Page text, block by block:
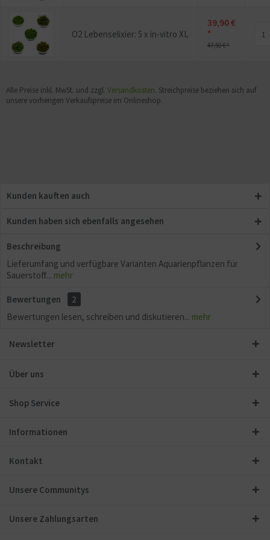
O2 Lebenselixier: 5 x in-vitro XL
39,90 €
*
47,50 € *
Alle Preise inkl. MwSt. und zzgl. Versandkosten. Streichpreise beziehen sich auf
unsere vorherigen Verkaufspreise im Onlineshop.
Kunden kauften auch
Kunden haben sich ebenfalls angesehen
Beschreibung
Lieferumfang und verfügbare Varianten Aquarienpflanzen für
Sauerstoff... mehr
Bewertungen
2
Bewertungen lesen, schreiben und diskutieren... mehr
Newsletter
Über uns
Shop Service
Informationen
Kontakt
Unsere Communitys
Unsere Zahlungsarten